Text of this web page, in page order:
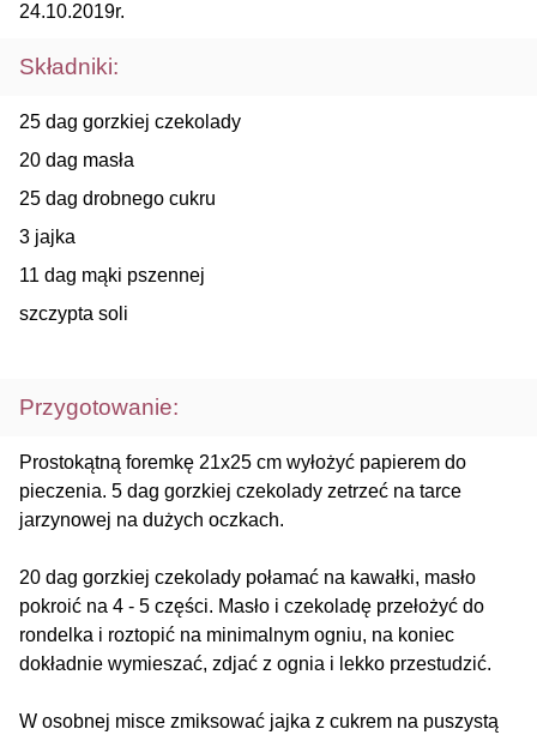
24.10.2019r.
Składniki:
25 dag gorzkiej czekolady
20 dag masła
25 dag drobnego cukru
3 jajka
11 dag mąki pszennej
szczypta soli
Przygotowanie:
Prostokątną foremkę 21x25 cm wyłożyć papierem do
pieczenia. 5 dag gorzkiej czekolady zetrzeć na tarce
jarzynowej na dużych oczkach.
20 dag gorzkiej czekolady połamać na kawałki, masło
pokroić na 4 - 5 części. Masło i czekoladę przełożyć do
rondelka i roztopić na minimalnym ogniu, na koniec
dokładnie wymieszać, zdjać z ognia i lekko przestudzić.
W osobnej misce zmiksować jajka z cukrem na puszystą